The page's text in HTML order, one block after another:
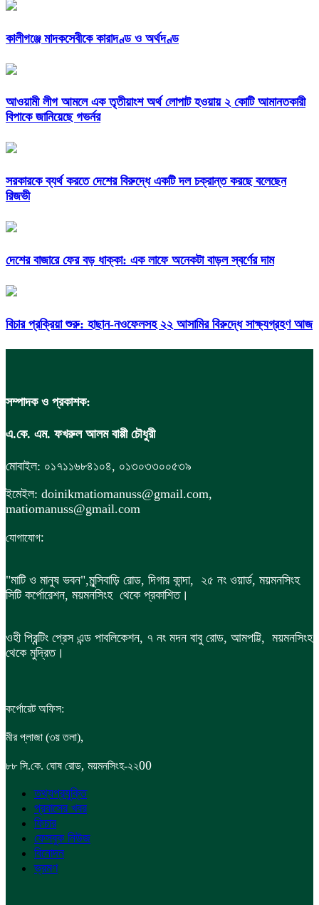
কালীগঞ্জে মাদকসেবীকে কারাদণ্ড ও অর্থদণ্ড
আওয়ামী লীগ আমলে এক তৃতীয়াংশ অর্থ লোপাট হওয়ায় ২ কোটি আমানতকারী
বিপাকে জানিয়েছে গভর্নর
সরকারকে ব্যর্থ করতে দেশের বিরুদ্ধে একটি দল চক্রান্ত করছে বলেছেন
রিজভী
দেশের বাজারে ফের বড় ধাক্কা: এক লাফে অনেকটা বাড়ল স্বর্ণের দাম
বিচার প্রক্রিয়া শুরু: হাছান-নওফেলসহ ২২ আসামির বিরুদ্ধে সাক্ষ্যগ্রহণ আজ
সম্পাদক ও প্রকাশক:
এ.কে. এম. ফখরুল আলম বাপ্পী চৌধুরী
মোবাইল: ০১৭১১৬৮৪১০৪, ০১৩০৩৩০০৫৩৯
ইমেইল: doinikmatiomanuss@gmail.com,
matiomanuss@gmail.com
যোগাযোগ:
"মাটি ও মানুষ ভবন",মুন্সিবাড়ি রোড, দিগার কান্দা, ২৫ নং ওয়ার্ড, ময়মনসিংহ
সিটি কর্পোরেশন, ময়মনসিংহ থেকে প্রকাশিত।
ওহী প্রিন্টিং প্রেস এন্ড পাবলিকেশন, ৭ নং মদন বাবু রোড, আমপট্টি, ময়মনসিংহ
থেকে মুদ্রিত।
কর্পোরেট অফিস:
মীর প্লাজা (৩য় তলা),
৮৮ সি.কে. ঘোষ রোড, ময়মনসিংহ-২২00
তথ্যপ্রযুক্তি
প্রবাসের খবর
ফিচার
ফেসবুক নিউজ
বিনোদন
ভ্রমণ